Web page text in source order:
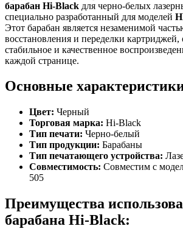
барабан Hi-Black для черно-белых
специально разработанный для моделей
Этот барабан является незаменимой
восстановления и переделки картриджей,
стабильное и качественное
каждой странице.
Основные
Цвет: Черный
Торговая марка: Hi-Black
Тип печати: Черно-белый
Тип продукции: Барабаны
Тип печатающего устройства:
Совместимость: Совместим с
505
Преимущества
барабана Hi-Black: